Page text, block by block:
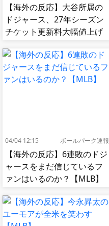
【海外の反応】大谷所属の
ドジャース、27年シーズン
チケット更新料大幅値上げ
04/04 12:15 ボールパーク速報
【海外の反応】6連敗のドジ
ャースをまだ信じているフ
ァンはいるのか？【MLB】